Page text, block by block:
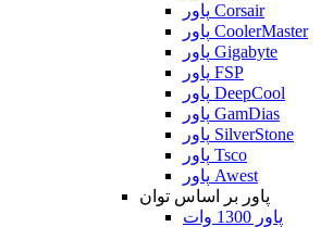
پاور Corsair
پاور CoolerMaster
پاور Gigabyte
پاور FSP
پاور DeepCool
پاور GamDias
پاور SilverStone
پاور Tsco
پاور Awest
پاور بر اساس توان
پاور 1300 وات